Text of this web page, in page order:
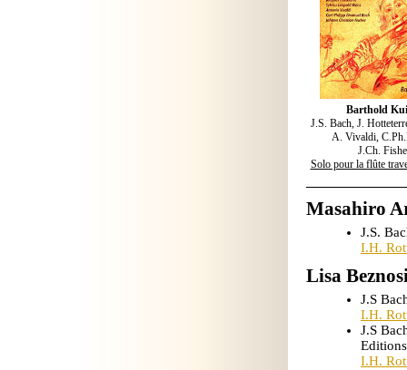
Barthold
J.S. Bach, J.
A. Vivaldi,
J.Ch.
Solo pour la flûte
Masahiro
J.S.
I.H.
Lisa
J.S
I.H.
J.S
I.H.